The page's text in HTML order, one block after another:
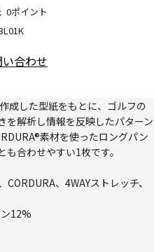
0ポイント
合わせ
成した型紙をもとに、ゴルフの
を解析し情報を反映したパターン
素材を使ったロングパン
合わせやすい1枚です。
、4WAYストレッチ、
12%